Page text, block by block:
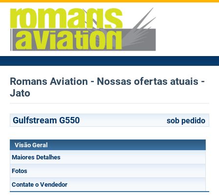
Romans Aviation - Nossas ofertas atuais -
Jato
Gulfstream G550 sob pedido
Visão Geral
Maiores Detalhes
Fotos
Contate o Vendedor